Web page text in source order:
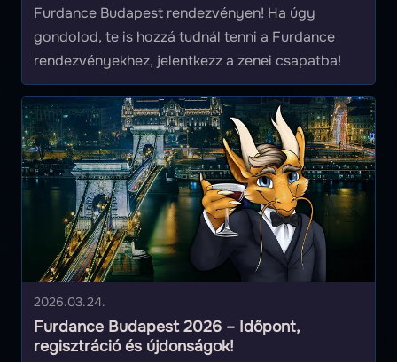
Furdance Budapest rendezvényen! Ha úgy
gondolod, te is hozzá tudnál tenni a Furdance
rendezvényekhez, jelentkezz a zenei csapatba!
2026.03.24.
Furdance Budapest 2026 – Időpont,
regisztráció és újdonságok!